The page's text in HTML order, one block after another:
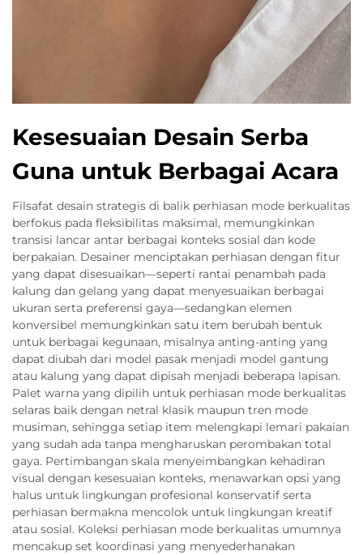
Kesesuaian Desain Serba
Guna untuk Berbagai Acara
Filsafat desain strategis di balik perhiasan mode berkualitas
berfokus pada fleksibilitas maksimal, memungkinkan
transisi lancar antar berbagai konteks sosial dan kode
berpakaian. Desainer menciptakan perhiasan dengan fitur
yang dapat disesuaikan—seperti rantai penambah pada
kalung dan gelang yang dapat menyesuaikan berbagai
ukuran serta preferensi gaya—sedangkan elemen
konversibel memungkinkan satu item berubah bentuk
untuk berbagai kegunaan, misalnya anting-anting yang
dapat diubah dari model pasak menjadi model gantung
atau kalung yang dapat dipisah menjadi beberapa lapisan.
Palet warna yang dipilih untuk perhiasan mode berkualitas
selaras baik dengan netral klasik maupun tren mode
musiman, sehingga setiap item melengkapi lemari pakaian
yang sudah ada tanpa mengharuskan perombakan total
gaya. Pertimbangan skala menyeimbangkan kehadiran
visual dengan kesesuaian konteks, menawarkan opsi yang
halus untuk lingkungan profesional konservatif serta
perhiasan bermakna mencolok untuk lingkungan kreatif
atau sosial. Koleksi perhiasan mode berkualitas umumnya
mencakup set koordinasi yang menyederhanakan